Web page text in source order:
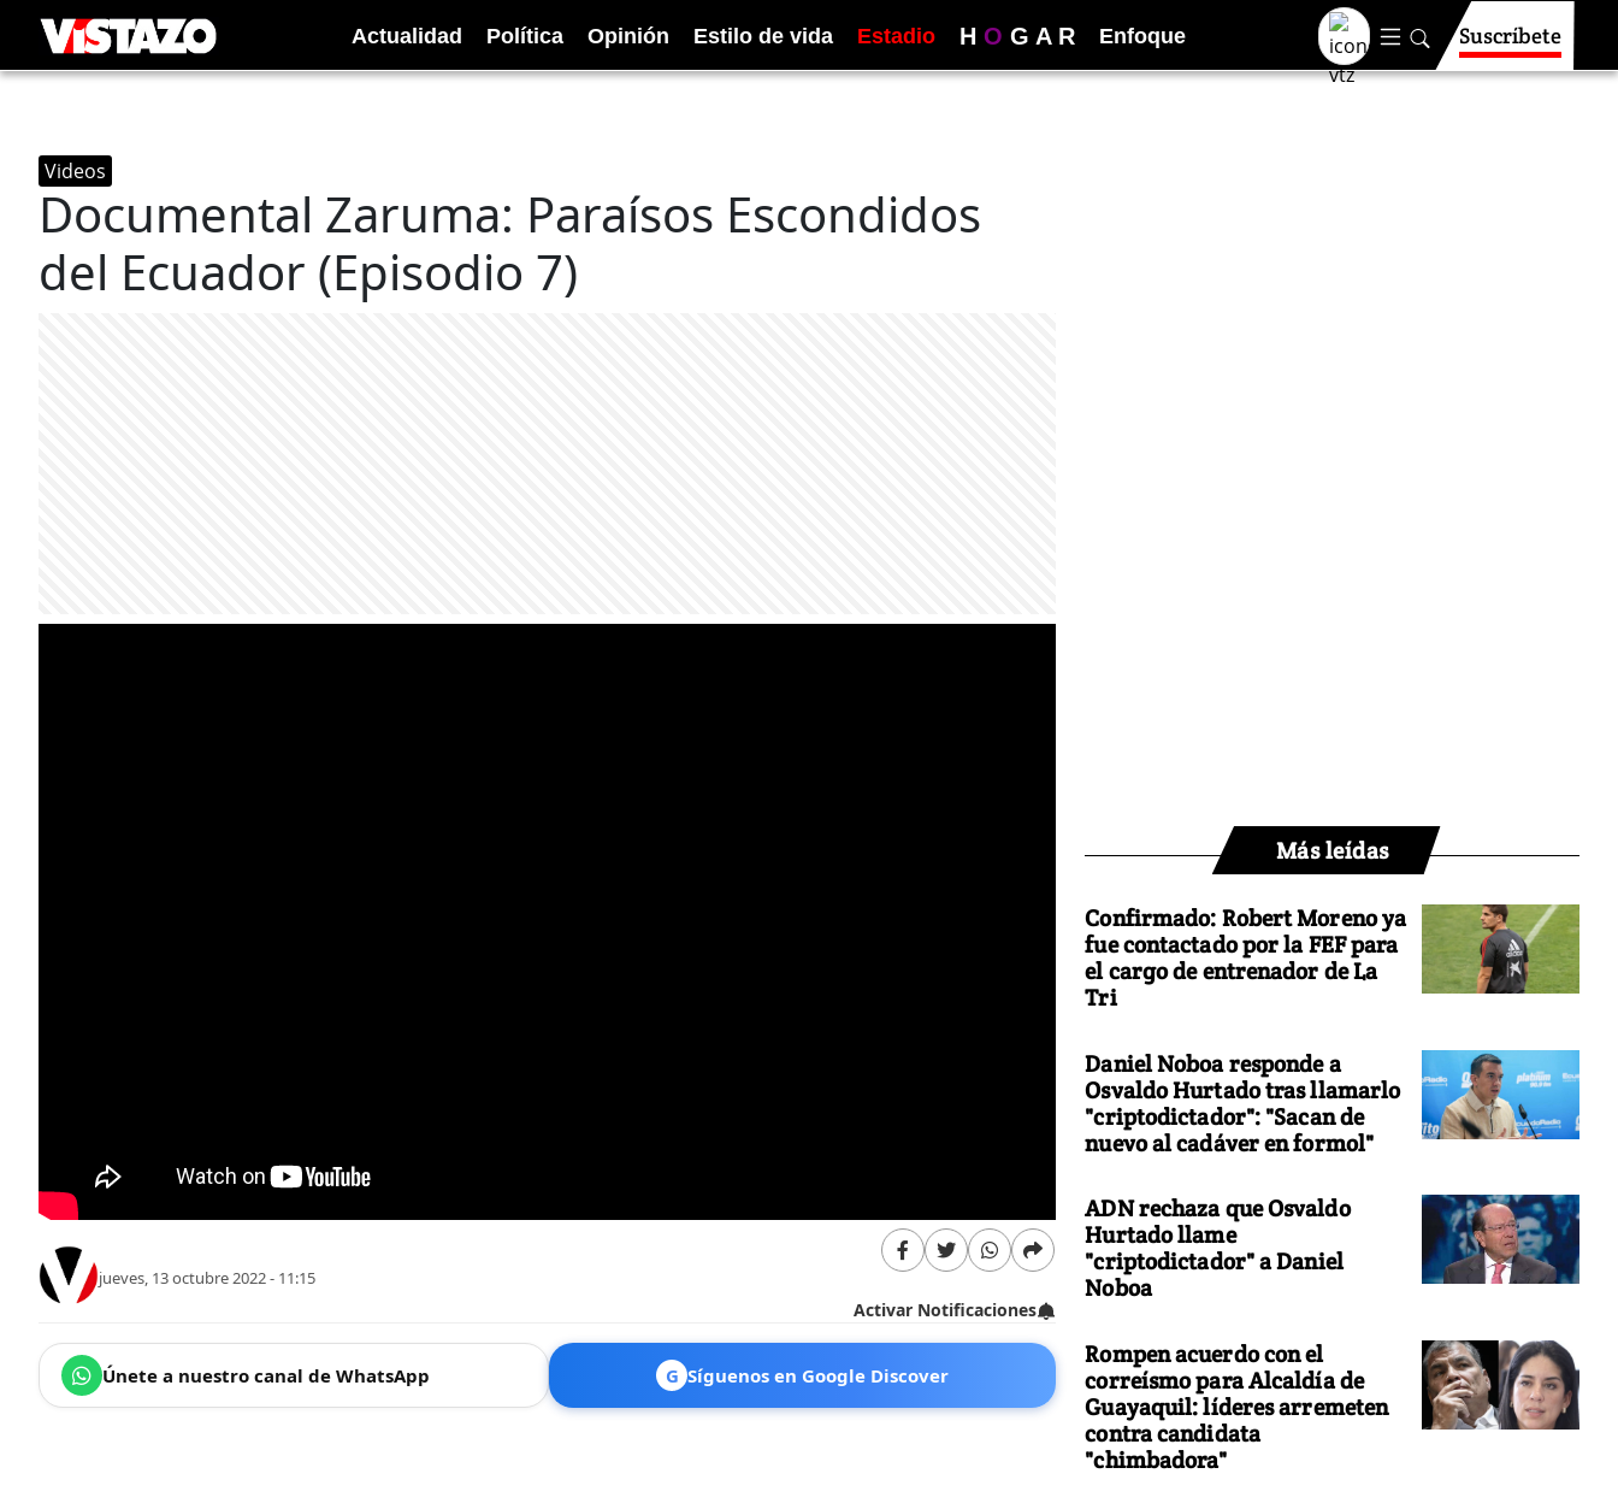
Actualidad Política Opinión Estilo de vida Estadio H O G A R Enfoque Suscríbete
Videos
Documental Zaruma: Paraísos Escondidos
del Ecuador (Episodio 7)
jueves, 13 octubre 2022 - 11:15
Activar Notificaciones
Únete a nuestro canal de WhatsApp G Síguenos en Google Discover
Más leídas
Confirmado: Robert Moreno ya
fue contactado por la FEF para
el cargo de entrenador de La
Tri
Daniel Noboa responde a
Osvaldo Hurtado tras llamarlo
"criptodictador": "Sacan de
nuevo al cadáver en formol"
ADN rechaza que Osvaldo
Hurtado llame
"criptodictador" a Daniel
Noboa
Rompen acuerdo con el
correísmo para Alcaldía de
Guayaquil: líderes arremeten
contra candidata
"chimbadora"